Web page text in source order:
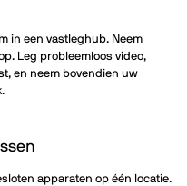
in een vastleghub. Neem
Leg probleemloos video,
en neem bovendien uw
apparaten op één locatie.